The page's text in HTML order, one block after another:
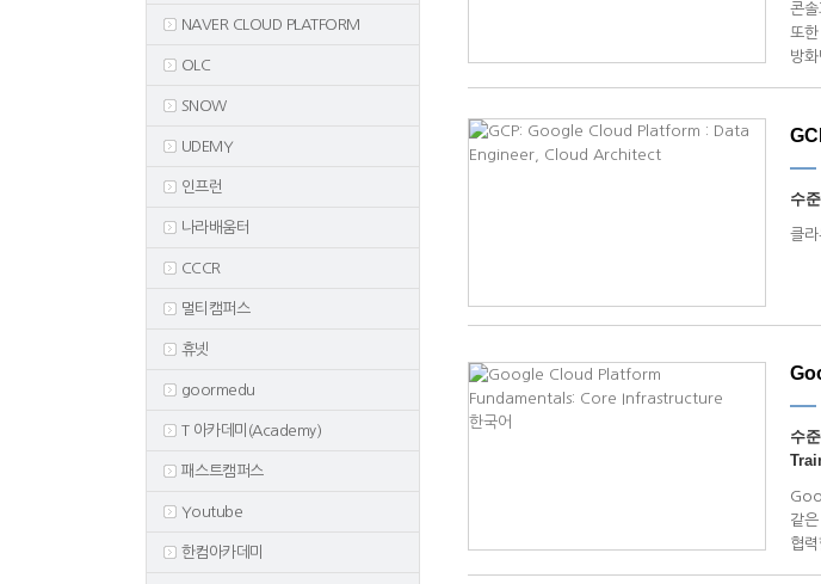
NAVER CLOUD PLATFORM
OLC
SNOW
UDEMY
인프런
나라배움터
CCCR
멀티캠퍼스
휴넷
goormedu
T 아카데미(Academy)
패스트캠퍼스
Youtube
한컴아카데미
콘
또
방
수
클
수
같
협